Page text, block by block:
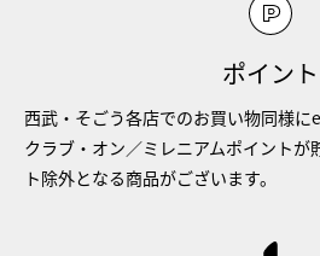
ポイント
西武・そごう各店でのお買い物同様に
クラブ・オン／ミレニアムポイント
ト除外となる商品がございます。